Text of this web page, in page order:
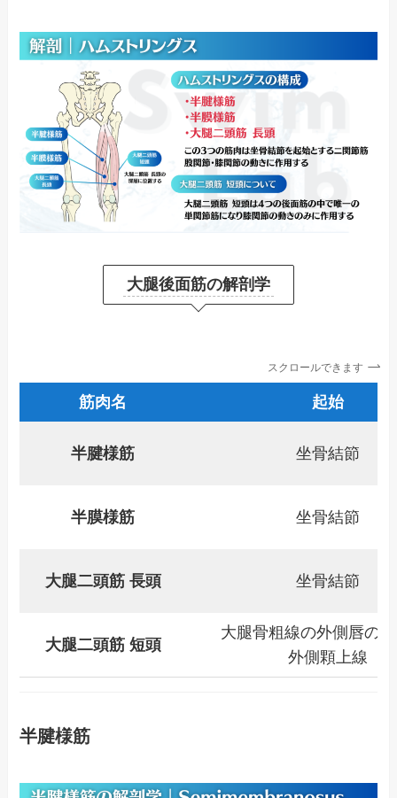
大腿後面筋の解剖学
スクロールできます
筋肉名 起始
半腱様筋 坐骨結節
半膜様筋 坐骨結節
大腿二頭筋 長頭 坐骨結節
大腿二頭筋 短頭
大腿骨粗線の外側唇の
外側顆上線
半腱様筋